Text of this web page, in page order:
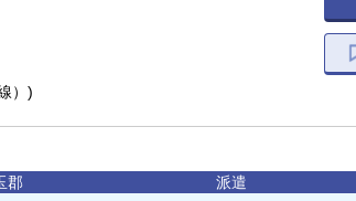
）)
郡 派遣